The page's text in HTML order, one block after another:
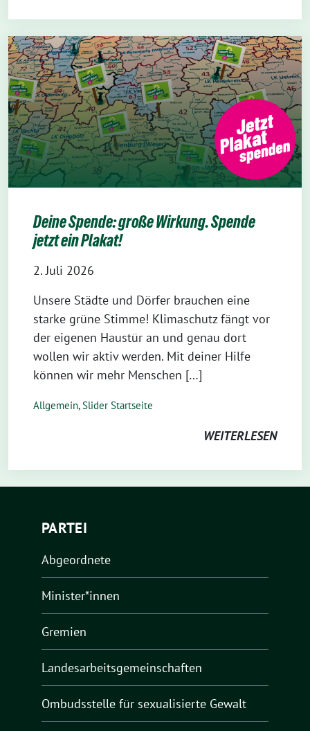
Deine Spende: große Wirkung. Spende
jetzt ein Plakat!
2. Juli 2026
Unsere Städte und Dörfer brauchen eine
starke grüne Stimme! Klimaschutz fängt vor
der eigenen Haustür an und genau dort
wollen wir aktiv werden. Mit deiner Hilfe
können wir mehr Menschen […]
Allgemein,Slider Startseite
WEITERLESEN
PARTEI
Abgeordnete
Minister*innen
Gremien
Landesarbeitsgemeinschaften
Ombudsstelle für sexualisierte Gewalt